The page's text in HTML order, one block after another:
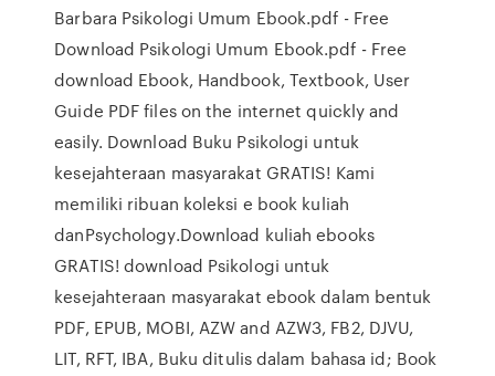
Barbara Psikologi Umum Ebook.pdf - Free
Download Psikologi Umum Ebook.pdf - Free
download Ebook, Handbook, Textbook, User
Guide PDF files on the internet quickly and
easily. Download Buku Psikologi untuk
kesejahteraan masyarakat GRATIS! Kami
memiliki ribuan koleksi e book kuliah
danPsychology.Download kuliah ebooks
GRATIS! download Psikologi untuk
kesejahteraan masyarakat ebook dalam bentuk
PDF, EPUB, MOBI, AZW and AZW3, FB2, DJVU,
LIT, RFT, IBA, Buku ditulis dalam bahasa id; Book